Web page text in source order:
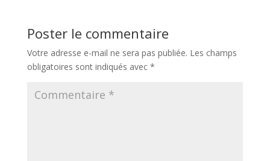
Poster le commentaire
Votre adresse e-mail ne sera pas publiée. Les champs
obligatoires sont indiqués avec *